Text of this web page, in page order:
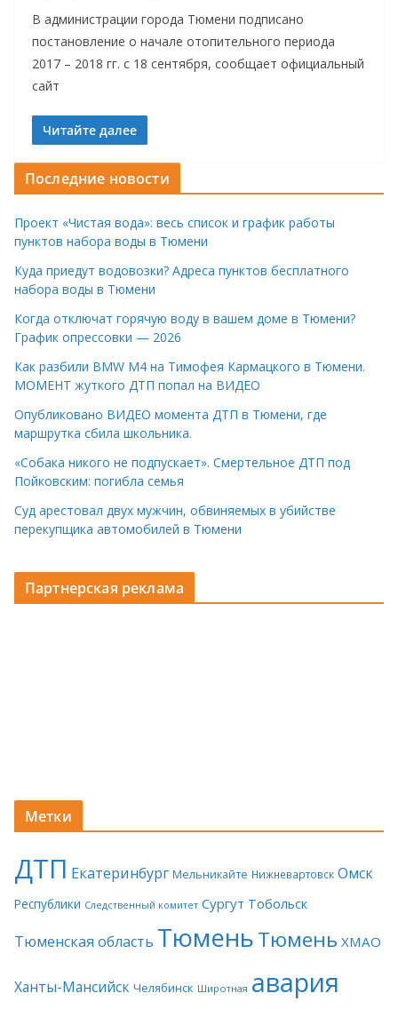
В администрации города Тюмени подписано
постановление о начале отопительного периода
2017 – 2018 гг. с 18 сентября, сообщает официальный
сайт
Читайте далее
Последние новости
Проект «Чистая вода»: весь список и график работы
пунктов набора воды в Тюмени
Куда приедут водовозки? Адреса пунктов бесплатного
набора воды в Тюмени
Когда отключат горячую воду в вашем доме в Тюмени?
График опрессовки — 2026
Как разбили BMW M4 на Тимофея Кармацкого в Тюмени.
МОМЕНТ жуткого ДТП попал на ВИДЕО
Опубликовано ВИДЕО момента ДТП в Тюмени, где
маршрутка сбила школьника.
«Собака никого не подпускает». Смертельное ДТП под
Пойковским: погибла семья
Суд арестовал двух мужчин, обвиняемых в убийстве
перекупщика автомобилей в Тюмени
Партнерская реклама
Метки
ДТП Екатеринбург Мельникайте Нижневартовск Омск
Республики Следственный комитет Сургут Тобольск
Тюменская область ТюменьТюмень ХМАО
Ханты-Мансийск Челябинск Широтная авария